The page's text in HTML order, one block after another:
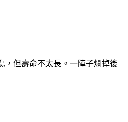
，但壽命不太長。一陣子爛掉後